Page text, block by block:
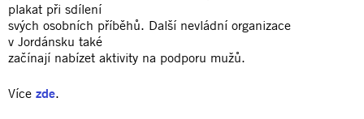
plakat při sdílení
svých osobních příběhů. Další nevládní organizace
v Jordánsku také
začínají nabízet aktivity na podporu mužů.
Více zde.